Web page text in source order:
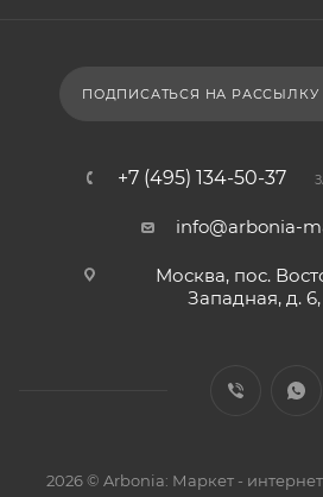
ПОДПИСАТЬСЯ НА РАССЫЛКУ
+7 (495) 134-50-37
info@arbonia-
Москва, пос.
Западная, д. 6,
2026 © Arbonia: Маркет -